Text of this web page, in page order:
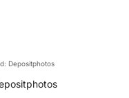
Depositphotos